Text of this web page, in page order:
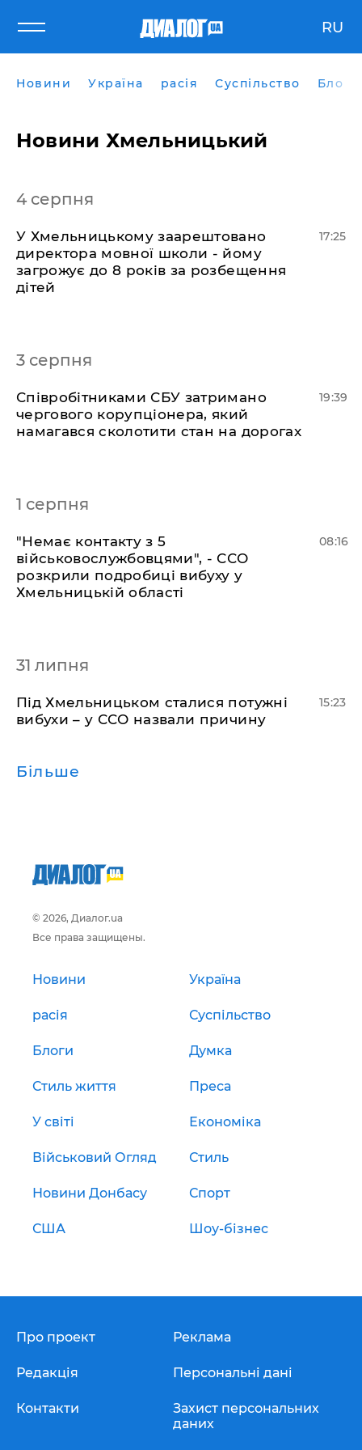
RU
Новини Україна расія Суспільство Блоги
Новини Хмельницький
4 серпня
​У Хмельницькому заарештовано
директора мовної школи - йому
загрожує до 8 років за розбещення
дітей
17:25
3 серпня
​Співробітниками СБУ затримано
чергового корупціонера, який
намагався сколотити стан на дорогах
19:39
1 серпня
​"Немає контакту з 5
військовослужбовцями", - ССО
розкрили подробиці вибуху у
Хмельницькій області
08:16
31 липня
Під Хмельницьком сталися потужні
вибухи – у ССО назвали причину
15:23
Більше
© 2026, Диалог.ua
Все права защищены.
Новини Україна
расія Суспільство
Блоги Думка
Стиль життя Преса
У світі Економіка
Військовий Огляд Стиль
Новини Донбасу Спорт
США Шоу-бізнес
Про проект
Редакція
Контакти
Реклама
Персональні дані
Захист персональних
даних